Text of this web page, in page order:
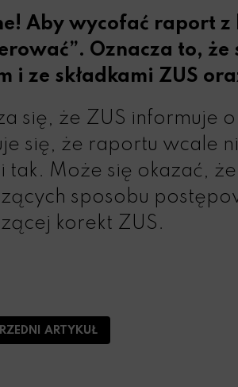
Aby wycofać raport z
Oznacza to,
i ze składkami ZUS
się, że ZUS informuje
się, że raportu wcale
tak. Może się okazać,
sposobu
korekt ZUS.
ARTYKUŁ